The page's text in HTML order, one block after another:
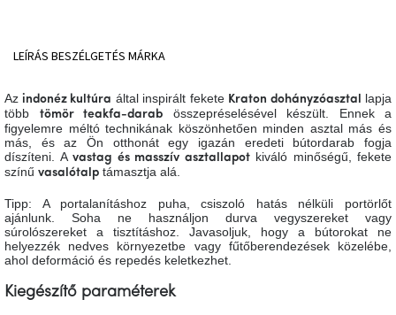
Trendek
2022
Bohém
stílusú
belső
tér
stílus
Tervezés
nap
LEÍRÁS BESZÉLGETÉS MÁRKA
Az indonéz kultúra által inspirált fekete Kraton dohányzóasztal
lapja
több tömör teakfa-darab összepréselésével készült. Ennek a
figyelemre méltó technikának köszönhetően minden asztal más és
más, és az Ön otthonát egy igazán eredeti bútordarab fogja
díszíteni. A vastag és masszív asztallapotkiváló minőségű, fekete
színű vasalótalp támasztja alá.
Tipp: A portalanításhoz puha, csiszoló hatás nélküli portörlőt
ajánlunk. Soha ne használjon durva vegyszereket vagy
súrolószereket a tisztításhoz. Javasoljuk, hogy a bútorokat ne
helyezzék nedves környezetbe vagy fűtőberendezések közelébe,
ahol deformáció és repedés keletkezhet.
Kiegészítő paraméterek